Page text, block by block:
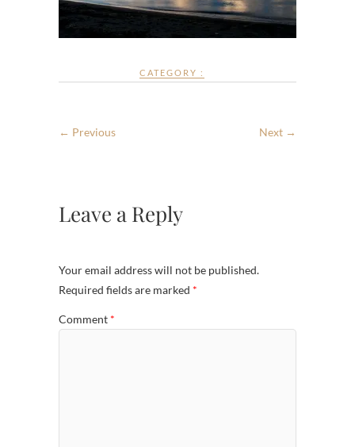
CATEGORY :
← Previous Next →
Leave a Reply
Your email address will not be published.
Required fields are marked *
Comment *